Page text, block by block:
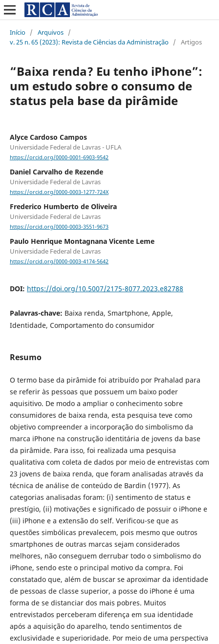
Início / Arquivos /
v. 25 n. 65 (2023): Revista de Ciências da Administração / Artigos
“Baixa renda? Eu tenho iPhone”:
um estudo sobre o consumo de
status pela base da pirâmide
Alyce Cardoso Campos
Universidade Federal de Lavras - UFLA
https://orcid.org/0000-0001-6903-9542
Daniel Carvalho de Rezende
Universidade Federal de Lavras
https://orcid.org/0000-0003-1277-724X
Frederico Humberto de Oliveira
Universidade Federal de Lavras
https://orcid.org/0000-0003-3551-9673
Paulo Henrique Montagnana Vicente Leme
Universidade Federal de Lavras
https://orcid.org/0000-0003-4174-5642
DOI: https://doi.org/10.5007/2175-8077.2023.e82788
Palavras-chave: Baixa renda, Smartphone, Apple,
Identidade, Comportamento do consumidor
Resumo
O termo base da pirâmide foi atribuído por Prahalad para
se referir às pessoas que possuem um baixo poder
aquisitivo. De modo a ampliar o conhecimento sobre
consumidores de baixa renda, esta pesquisa teve como
objetivo compreender a incorporação do simbolismo da
marca iPhone na construção identitária de jovens da base
da pirâmide. Para isso, foi realizada uma pesquisa
qualitativa com coleta de dados por meio de entrevistas com
23 jovens de baixa renda, que foram analisadas através da
técnica de análise de conteúdo de Bardin (1977). As
categorias analisadas foram: (i) sentimento de status e
prestígio, (ii) motivações e significado de possuir o iPhone e
(iii) iPhone e a extensão do self. Verificou-se que as
questões simbólicas prevalecem, pois mesmo que outros
smartphones de outras marcas sejam considerados
melhores, não conseguem derrubar todo o simbolismo do
iPhone, sendo este o principal motivo da compra. Foi
constatado que, além de buscar se aproximar da identidade
de pessoas de classe superior, a posse do iPhone é uma
forma de se distanciar dos mais pobres. Muitos
entrevistados perceberam diferença em sua identidade
após a aquisição do aparelho, tendo sentimentos de
exclusividade e superioridade. Por meio de uma perspectiva